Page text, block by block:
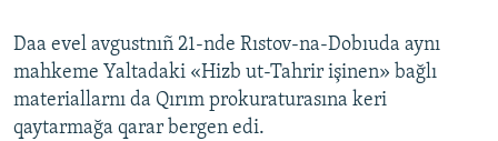
Daa evel avgustnıñ 21-nde Rıstov-na-Dobıuda aynı
mahkeme Yaltadaki «Hizb ut-Tahrir işinen» bağlı
materiallarnı da Qırım prokuraturasına keri
qaytarmağa qarar bergen edi.